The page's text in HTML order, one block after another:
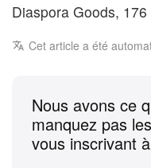
Diaspora Goods,
Cet article a été
Nous avons ce
manquez pas
vous inscrivant